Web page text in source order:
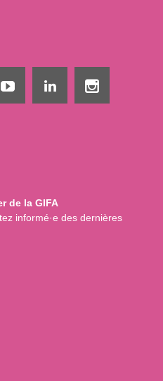
de la GIFA
informé·e des dernières